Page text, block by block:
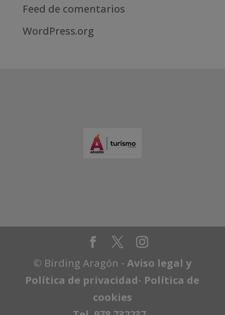
Feed de comentarios
WordPress.org
© Birding Aragón -Aviso legal y
Política de privacidad- Política de
cookies